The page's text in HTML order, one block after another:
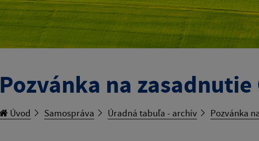
Pozvánka na zasadnutie
Úvod Samospráva Úradná tabuľa - archív Pozvánka